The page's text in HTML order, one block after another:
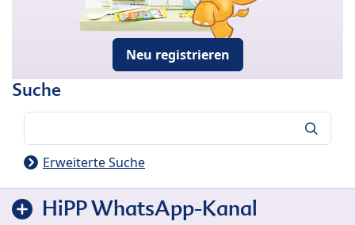
Neu registrieren
Suche
Erweiterte Suche
HiPP WhatsApp-Kanal